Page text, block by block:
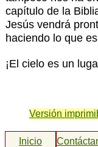
capítulo de la
Jesús vendrá
haciendo lo que
¡El cielo es un
Versión
Inicio